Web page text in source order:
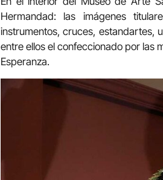
Hermandad: las imágenes
instrumentos, cruces, estandartes,
entre ellos el confeccionado por las
Esperanza.